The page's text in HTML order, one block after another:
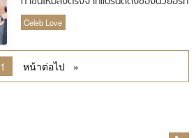
Celeb Love
You 're on page
1 หน้าต่อไป หน้า